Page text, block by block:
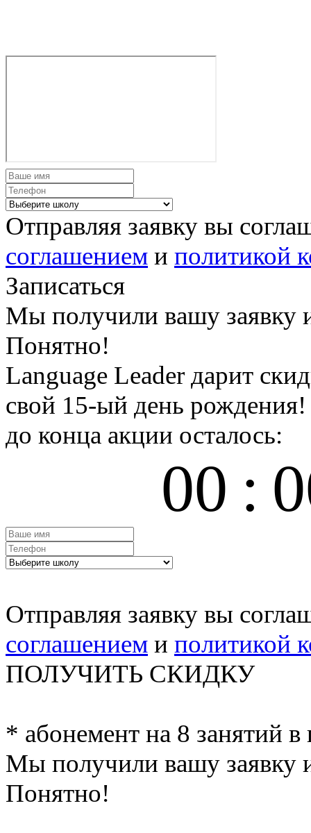
Отправляя заявку вы
соглашением и политикой
Записаться
Мы получили вашу заявку
Понятно!
Language Leader дарит
свой 15-ый день рождения!
до конца акции осталось:
00 :
Отправляя заявку вы
соглашением и политикой
ПОЛУЧИТЬ СКИДКУ
* абонемент на 8 занятий в
Мы получили вашу заявку
Понятно!